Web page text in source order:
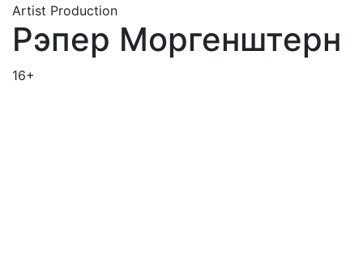
Artist Production
Рэпер Моргенштерн
16+